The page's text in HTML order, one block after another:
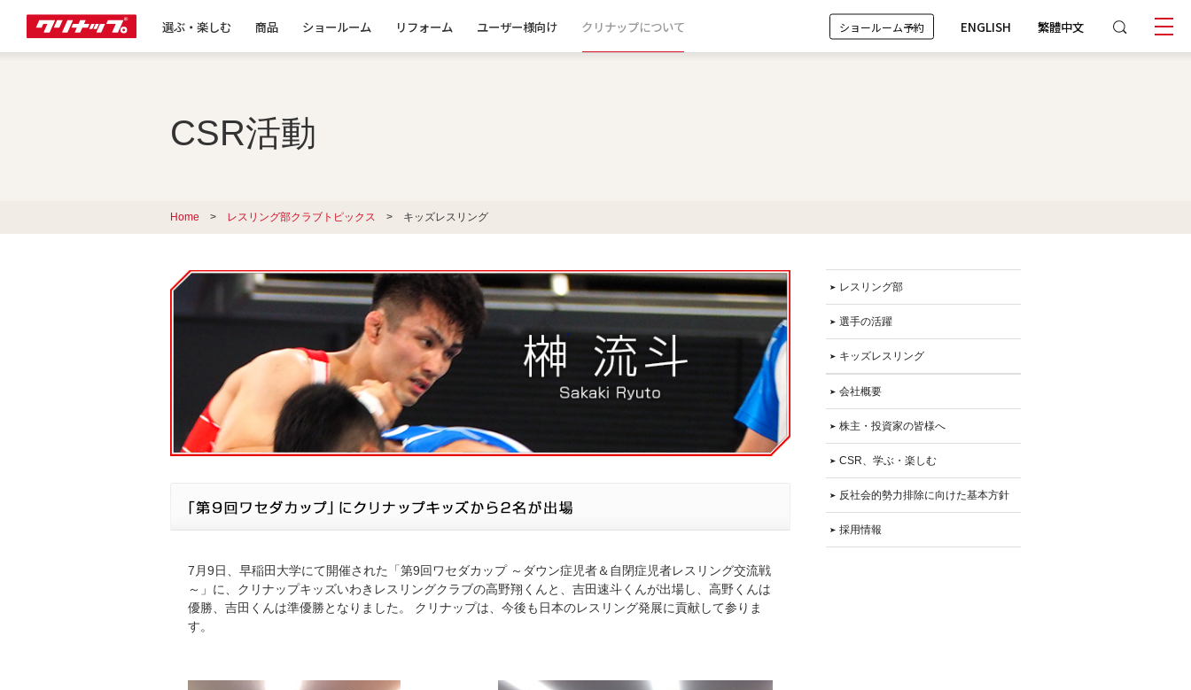
選ぶ・楽しむ 商品 ショールーム リフォーム ユーザー様向け クリナップについて ショールーム予約 ENGLISH 繁體中文
CSR活動
Home > レスリング部クラブトピックス > キッズレスリング
7月9日、早稲田大学にて開催された「第9回ワセダカップ ～ダウン症児者＆自閉症児者レスリング交流戦
～」に、クリナップキッズいわきレスリングクラブの高野翔くんと、吉田速斗くんが出場し、高野くんは
優勝、吉田くんは準優勝となりました。 クリナップは、今後も日本のレスリング発展に貢献して参りま
す。
レスリング部
選手の活躍
キッズレスリング
会社概要
株主・投資家の皆様へ
CSR、学ぶ・楽しむ
反社会的勢力排除に向けた基本方針
採用情報